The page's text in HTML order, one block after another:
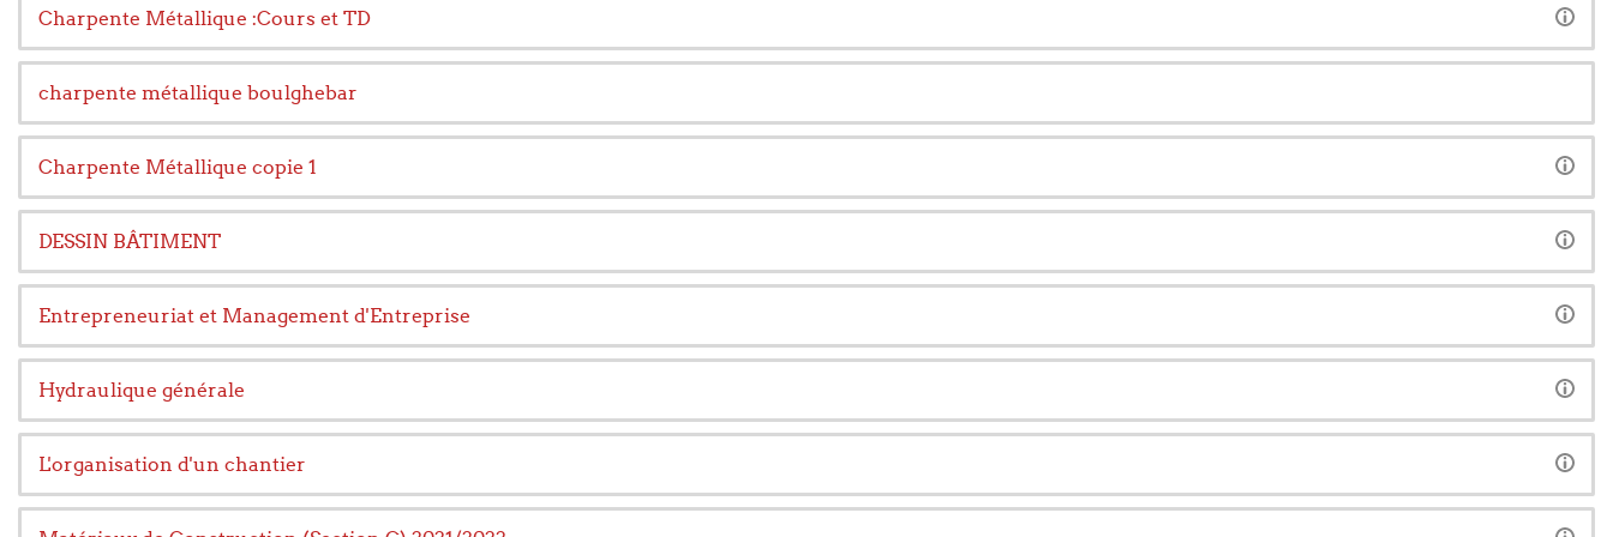
Charpente Métallique :Cours et TD
charpente métallique boulghebar
Charpente Métallique copie 1
DESSIN BÂTIMENT
Entrepreneuriat et Management d'Entreprise
Hydraulique générale
L'organisation d'un chantier